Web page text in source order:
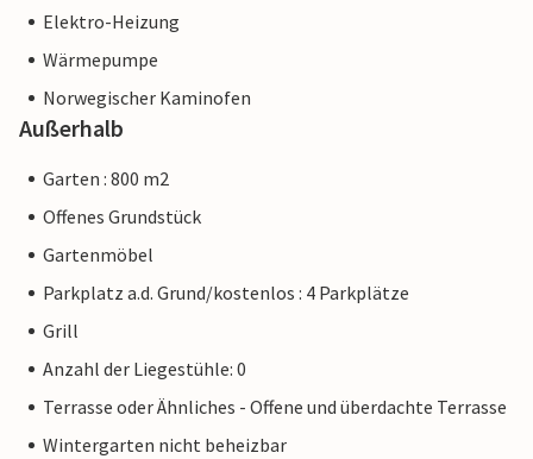
Elektro-Heizung
Wärmepumpe
Norwegischer Kaminofen
Außerhalb
Garten : 800 m2
Offenes Grundstück
Gartenmöbel
Parkplatz a.d. Grund/kostenlos : 4 Parkplätze
Grill
Anzahl der Liegestühle: 0
Terrasse oder Ähnliches - Offene und überdachte Terrasse
Wintergarten nicht beheizbar